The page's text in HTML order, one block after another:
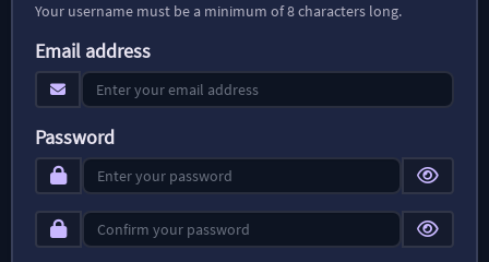
Your username must be a minimum of 8 characters long.
Email address
Password